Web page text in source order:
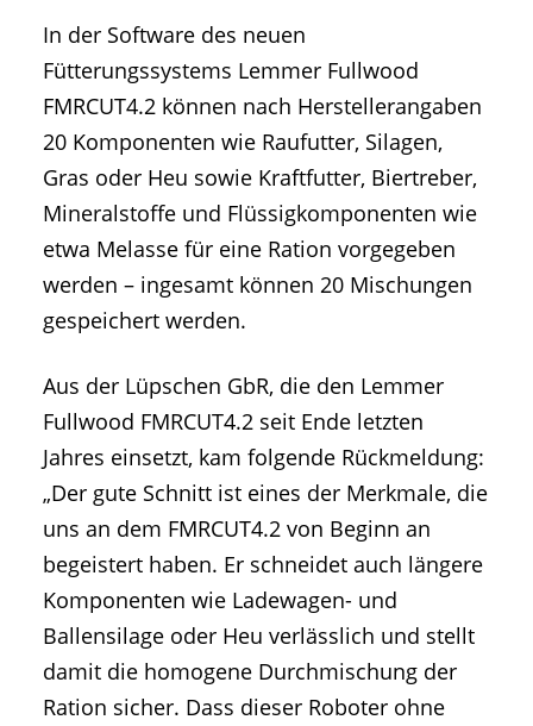
In der Software des neuen
Fütterungssystems Lemmer Fullwood
FMRCUT4.2 können nach Herstellerangaben
20 Komponenten wie Raufutter, Silagen,
Gras oder Heu sowie Kraftfutter, Biertreber,
Mineralstoffe und Flüssigkomponenten wie
etwa Melasse für eine Ration vorgegeben
werden – ingesamt können 20 Mischungen
gespeichert werden.
Aus der Lüpschen GbR, die den Lemmer
Fullwood FMRCUT4.2 seit Ende letzten
Jahres einsetzt, kam folgende Rückmeldung:
„Der gute Schnitt ist eines der Merkmale, die
uns an dem FMRCUT4.2 von Beginn an
begeistert haben. Er schneidet auch längere
Komponenten wie Ladewagen- und
Ballensilage oder Heu verlässlich und stellt
damit die homogene Durchmischung der
Ration sicher. Dass dieser Roboter ohne